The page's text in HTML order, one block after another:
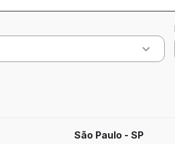
São Paulo - SP